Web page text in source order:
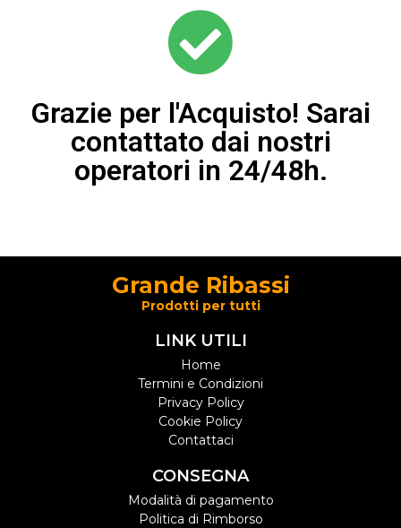
Grazie per l'Acquisto! Sarai
contattato dai nostri
operatori in 24/48h.
Grande Ribassi
Prodotti per tutti
LINK UTILI
Home
Termini e Condizioni
Privacy Policy
Cookie Policy
Contattaci
CONSEGNA
Modalità di pagamento
Politica di Rimborso